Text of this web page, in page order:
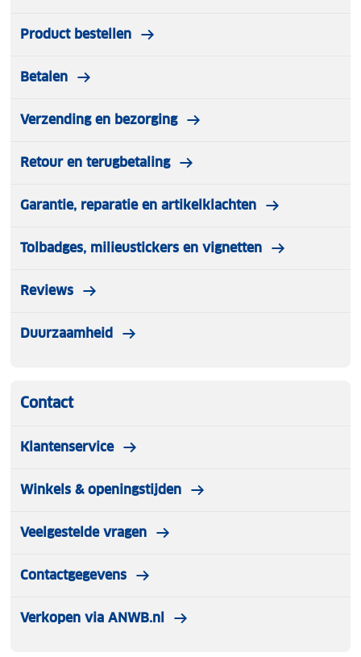
Product bestellen
Betalen
Verzending en bezorging
Retour en terugbetaling
Garantie, reparatie en artikelklachten
Tolbadges, milieustickers en vignetten
Reviews
Duurzaamheid
Contact
Klantenservice
Winkels & openingstijden
Veelgestelde vragen
Contactgegevens
Verkopen via ANWB.nl